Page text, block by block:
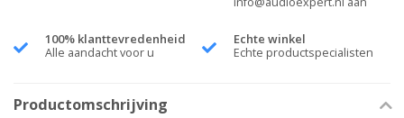
100% klanttevredenheid
Alle aandacht voor u
Echte winkel
Echte productspecialisten
Productomschrijving